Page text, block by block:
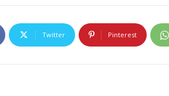
Twitter Pinterest